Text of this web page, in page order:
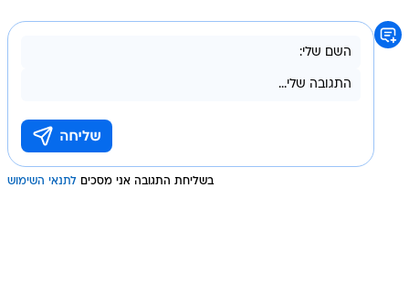
בשליחת התגובה אני מסכים לתנאי השימוש